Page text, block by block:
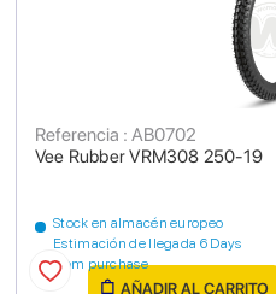
Vee Rubber VRM308 250-19
Referencia : AB0702
Stock en almacén europeo
Estimación de llegada 6 Days
from purchase
AÑADIR AL CARRITO